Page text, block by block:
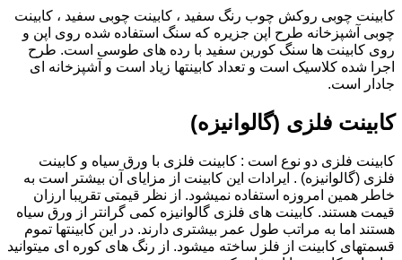
کابینت چوبی روکش چوب رنگ سفید ، کابینت چوبی سفید ، کابینت
چوبی آشپزخانه طرح اپن جزیره که سنگ استفاده شده روی اپن و
روی کابینت ها سنگ کورین سفید با رده های طوسی است. طرح
اجرا شده کلاسیک است و تعداد کابینتها زیاد است و آشپزخانه ای
جادار است.
کابینت فلزی (گالوانیزه)
کابینت فلزی دو نوع است : کابینت فلزی با ورق سیاه و کابینت
فلزی (گالوانیزه) . ایرادات این کابینت از مزایای آن بیشتر است به
خاطر همین امروزه استفاده نمیشود. از نظر قیمتی تقریبا ارزان
قیمت هستند. کابینت های فلزی گالوانیزه کمی گرانتر از ورق سیاه
هستند اما به مراتب طول عمر بیشتری دارند. در این کابینتها تموم
قسمتهای کابینت از فلز ساخته میشود. از رنگ های کوره ای میتوانید